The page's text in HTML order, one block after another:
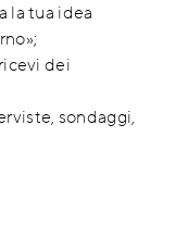
la tua idea
dei
sondaggi,